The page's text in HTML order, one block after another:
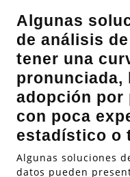
Algunas
de análisis
tener una
pronunciada,
adopción por
con poca
estadístico o
Algunas soluciones
datos pueden